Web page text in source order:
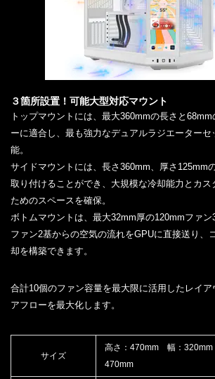
３箇所設置！可能大型対応マウント
トップマウントには、最大360mmの長さと
ーに適合し、最も強力なデュアルラジエーターセ
能。
サイドマウントには、長さ360mm、厚さ125mm
取り付けることができ、大規模な冷却能力とカス
ためのスペースを確保。
ボトムマウントは、最大32mm厚の120mmファン
ファン2基からの空気の流れをGPUに直接送り、
却を構築できます。
合計10個のファン容量を最大限に活用したレイア
アフローを最大化します。
サイズ
高さ：470mm 幅：
470mm